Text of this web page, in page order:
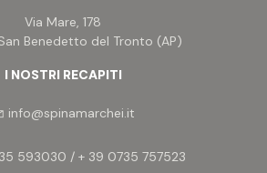
Via Mare, 178
Benedetto del Tronto (AP)
I NOSTRI RECAPITI
info@spinamarchei.it
593030 / + 39 0735 757523